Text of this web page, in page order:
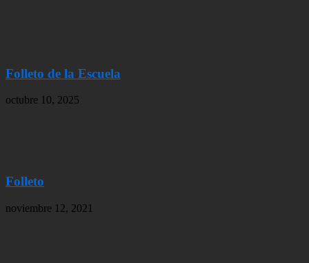
Folleto de la Escuela
octubre 10, 2025
Folleto
noviembre 12, 2021